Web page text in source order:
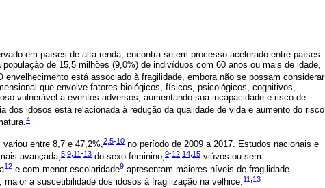
em países de alta renda, encontra-se em processo acelerado entre países
de 15,5 milhões (9,0%) de indivíduos com 60 anos ou mais de idade,
envelhecimento está associado à fragilidade, embora não se possam considerar
que envolve fatores biológicos, físicos, psicológicos, cognitivos,
vulnerável a eventos adversos, aumentando sua incapacidade e risco de
dos idosos está relacionada à redução da qualidade de vida e aumento do risco
4
entre 8,7 e 47,2%,2 5-10 no período de 2009 a 2017. Estudos nacionais e
avançada,5 9 11-13 do sexo feminino,9-12 14 15 viúvos ou sem
12 e com menor escolaridade9 apresentam maiores níveis de fragilidade.
a suscetibilidade dos idosos à fragilização na velhice.11 13